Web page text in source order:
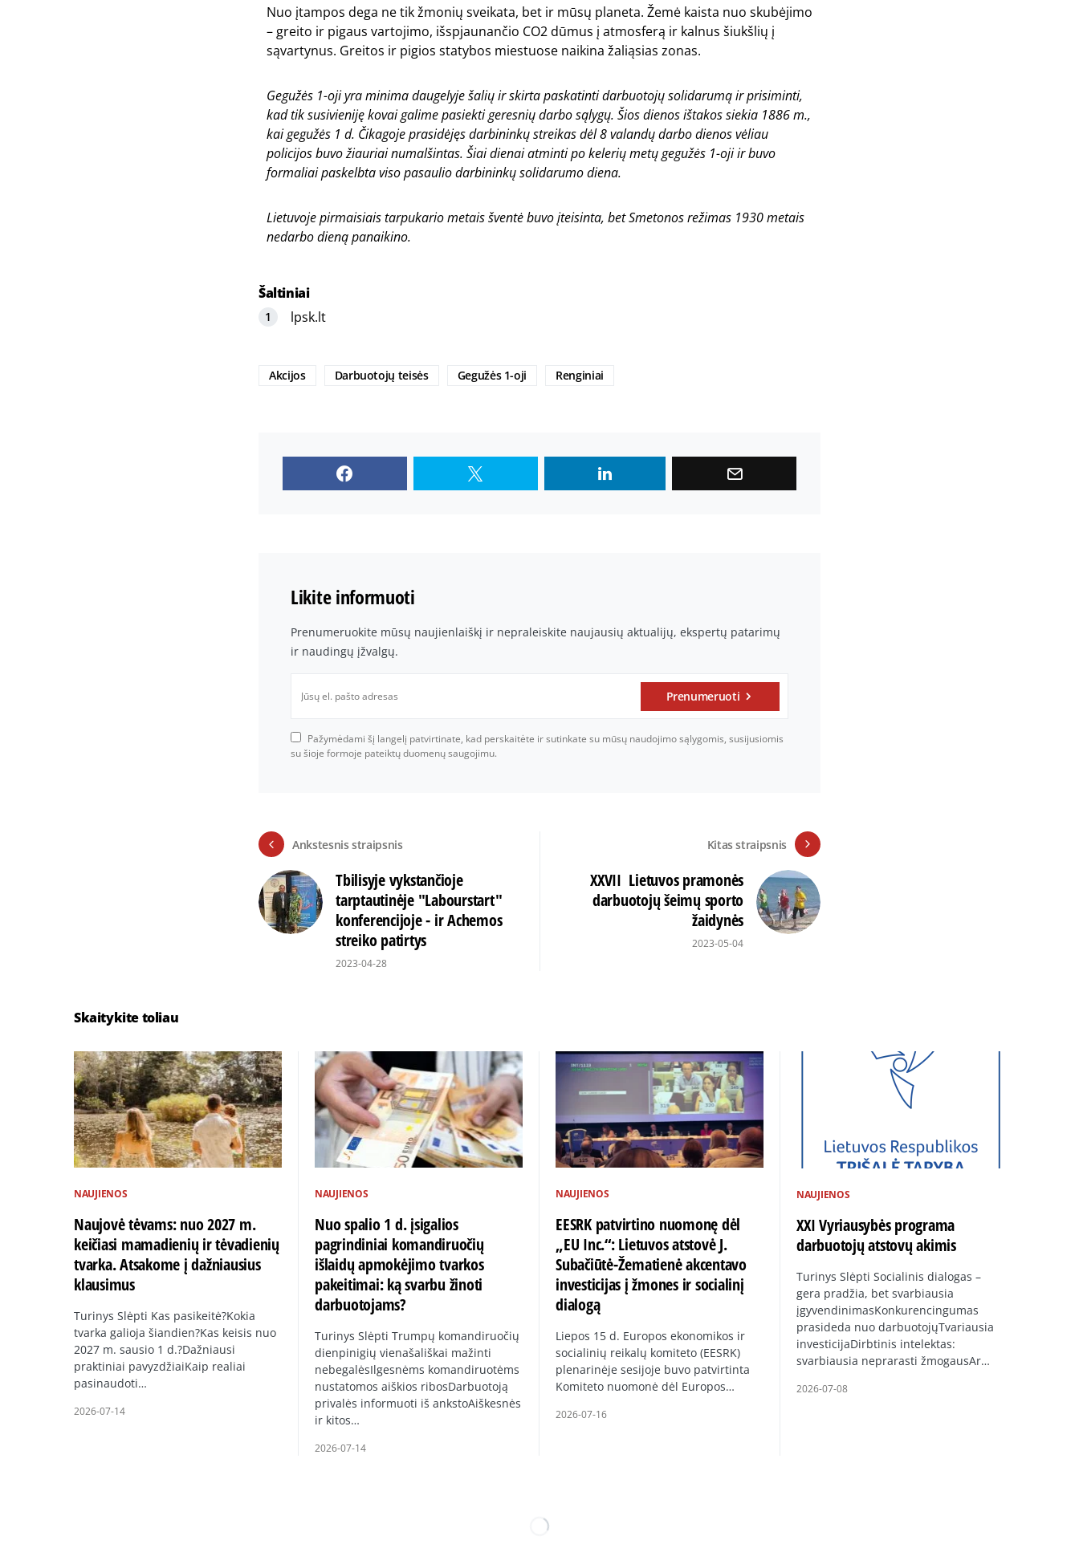
Nuo įtampos dega ne tik žmonių sveikata, bet ir mūsų planeta. Žemė kaista nuo skubėjimo
– greito ir pigaus vartojimo, išspjaunančio CO2 dūmus į atmosferą ir kalnus šiukšlių į
sąvartynus. Greitos ir pigios statybos miestuose naikina žaliąsias zonas.
Gegužės 1-oji yra minima daugelyje šalių ir skirta paskatinti darbuotojų solidarumą ir prisiminti,
kad tik susivieniję kovai galime pasiekti geresnių darbo sąlygų. Šios dienos ištakos siekia 1886 m.,
kai gegužės 1 d. Čikagoje prasidėjęs darbininkų streikas dėl 8 valandų darbo dienos vėliau
policijos buvo žiauriai numalšintas. Šiai dienai atminti po kelerių metų gegužės 1-oji ir buvo
formaliai paskelbta viso pasaulio darbininkų solidarumo diena.
Lietuvoje pirmaisiais tarpukario metais šventė buvo įteisinta, bet Smetonos režimas 1930 metais
nedarbo dieną panaikino.
Šaltiniai
lpsk.lt
Akcijos Darbuotojų teisės Gegužės 1-oji Renginiai
Likite informuoti
Prenumeruokite mūsų naujienlaiškį ir nepraleiskite naujausių aktualijų, ekspertų patarimų
ir naudingų įžvalgų.
Prenumeruoti
Pažymėdami šį langelį patvirtinate, kad perskaitėte ir sutinkate su mūsų naudojimo sąlygomis, susijusiomis
su šioje formoje pateiktų duomenų saugojimu.
Ankstesnis straipsnis
Tbilisyje vykstančioje
tarptautinėje "Labourstart"
konferencijoje - ir Achemos
streiko patirtys
2023-04-28
Kitas straipsnis
XXVII Lietuvos pramonės
darbuotojų šeimų sporto
žaidynės
2023-05-04
Skaitykite toliau
NAUJIENOS
Naujovė tėvams: nuo 2027 m.
keičiasi mamadienių ir tėvadienių
tvarka. Atsakome į dažniausius
klausimus
Turinys Slėpti Kas pasikeitė?Kokia
tvarka galioja šiandien?Kas keisis nuo
2027 m. sausio 1 d.?Dažniausi
praktiniai pavyzdžiaiKaip realiai
pasinaudoti…
2026-07-14
NAUJIENOS
Nuo spalio 1 d. įsigalios
pagrindiniai komandiruočių
išlaidų apmokėjimo tvarkos
pakeitimai: ką svarbu žinoti
darbuotojams?
Turinys Slėpti Trumpų komandiruočių
dienpinigių vienašališkai mažinti
nebegalėsIlgesnėms komandiruotėms
nustatomos aiškios ribosDarbuotoją
privalės informuoti iš ankstoAiškesnės
ir kitos…
2026-07-14
NAUJIENOS
EESRK patvirtino nuomonę dėl
„EU Inc.“: Lietuvos atstovė J.
Subačiūtė-Žematienė akcentavo
investicijas į žmones ir socialinį
dialogą
Liepos 15 d. Europos ekonomikos ir
socialinių reikalų komiteto (EESRK)
plenarinėje sesijoje buvo patvirtinta
Komiteto nuomonė dėl Europos…
2026-07-16
NAUJIENOS
XXI Vyriausybės programa
darbuotojų atstovų akimis
Turinys Slėpti Socialinis dialogas –
gera pradžia, bet svarbiausia
įgyvendinimasKonkurencingumas
prasideda nuo darbuotojųTvariausia
investicijaDirbtinis intelektas:
svarbiausia neprarasti žmogausAr…
2026-07-08